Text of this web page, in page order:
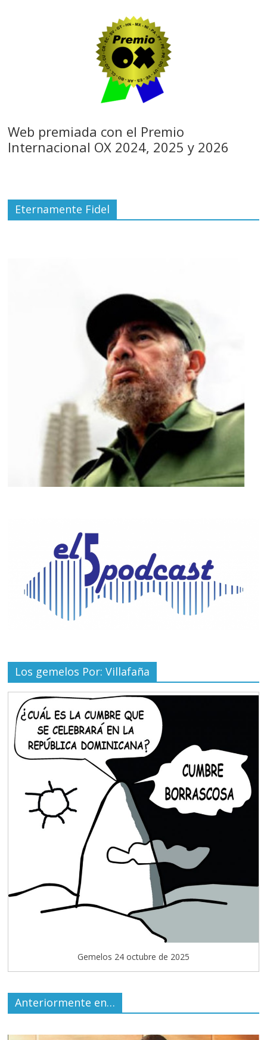
Web premiada con el Premio
Internacional OX 2024, 2025 y 2026
Eternamente Fidel
Los gemelos Por: Villafaña
Gemelos 24 octubre de 2025
Anteriormente en…